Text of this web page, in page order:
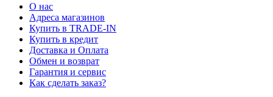
О нас
Адреса магазинов
Купить в TRADE-IN
Купить в кредит
Доставка и Оплата
Обмен и возврат
Гарантия и сервис
Как сделать заказ?